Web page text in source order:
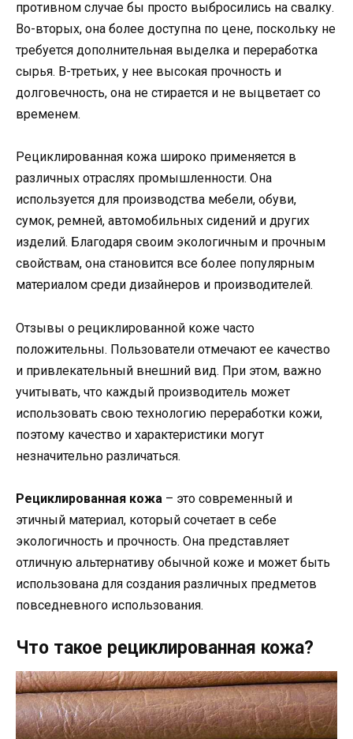
противном случае бы просто выбросились на свалку.
Во-вторых, она более доступна по цене, поскольку не
требуется дополнительная выделка и переработка
сырья. В-третьих, у нее высокая прочность и
долговечность, она не стирается и не выцветает со
временем.
Рециклированная кожа широко применяется в
различных отраслях промышленности. Она
используется для производства мебели, обуви,
сумок, ремней, автомобильных сидений и других
изделий. Благодаря своим экологичным и прочным
свойствам, она становится все более популярным
материалом среди дизайнеров и производителей.
Отзывы о рециклированной коже часто
положительны. Пользователи отмечают ее качество
и привлекательный внешний вид. При этом, важно
учитывать, что каждый производитель может
использовать свою технологию переработки кожи,
поэтому качество и характеристики могут
незначительно различаться.
Рециклированная кожа – это современный и
этичный материал, который сочетает в себе
экологичность и прочность. Она представляет
отличную альтернативу обычной коже и может быть
использована для создания различных предметов
повседневного использования.
Что такое рециклированная кожа?